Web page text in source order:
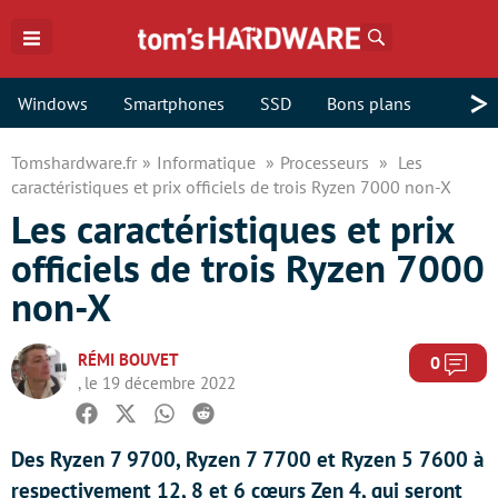
Windows Smartphones SSD Bons plans >
Tomshardware.fr Informatique Processeurs
Les
caractéristiques et prix officiels de trois Ryzen 7000 non-X
Les caractéristiques et prix
officiels de trois Ryzen 7000
non-X
RÉMI BOUVET
, le 19 décembre 2022
0
Facebook
TwitterWhatsapp
Reddit
Des Ryzen 7 9700, Ryzen 7 7700 et Ryzen 5 7600 à
respectivement 12, 8 et 6 cœurs Zen 4, qui seront